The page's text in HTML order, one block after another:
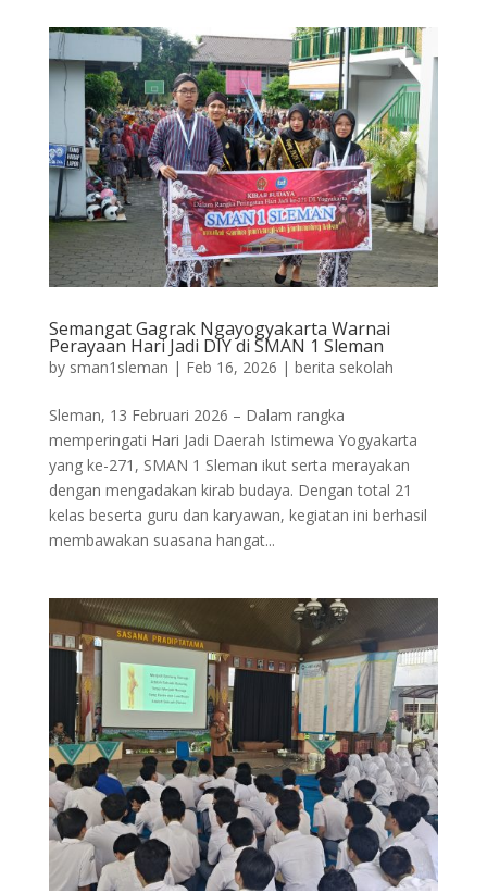
Semangat Gagrak Ngayogyakarta Warnai
Perayaan Hari Jadi DIY di SMAN 1 Sleman
by sman1sleman | Feb 16, 2026 | berita sekolah
Sleman, 13 Februari 2026 – Dalam rangka
memperingati Hari Jadi Daerah Istimewa Yogyakarta
yang ke-271, SMAN 1 Sleman ikut serta merayakan
dengan mengadakan kirab budaya. Dengan total 21
kelas beserta guru dan karyawan, kegiatan ini berhasil
membawakan suasana hangat...